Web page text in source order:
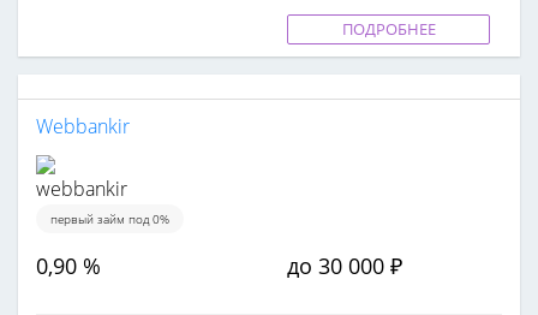
ПОДРОБНЕЕ
Webbankir
первый займ под 0%
0,90 % до 30 000 ₽